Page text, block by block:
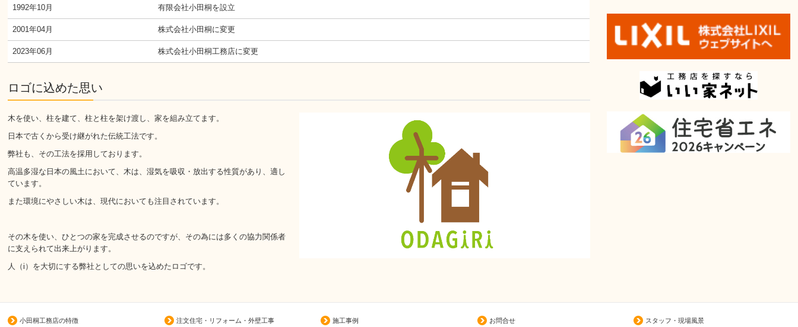
1992年10月 有限会社小田桐を設立
2001年04月 株式会社小田桐に変更
2023年06月 株式会社小田桐工務店に変更
ロゴに込めた思い
木を使い、柱を建て、柱と柱を架け渡し、家を組み立てます。
日本で古くから受け継がれた伝統工法です。
弊社も、その工法を採用しております。
高温多湿な日本の風土において、木は、湿気を吸収・放出する性質があり、適し
ています。
また環境にやさしい木は、現代においても注目されています。
その木を使い、ひとつの家を完成させるのですが、その為には多くの協力関係者
に支えられて出来上がります。
人（i）を大切にする弊社としての思いを込めたロゴです。
小田桐工務店の特徴 注文住宅・リフォーム・外壁工事 施工事例 お問合せ スタッフ・現場風景